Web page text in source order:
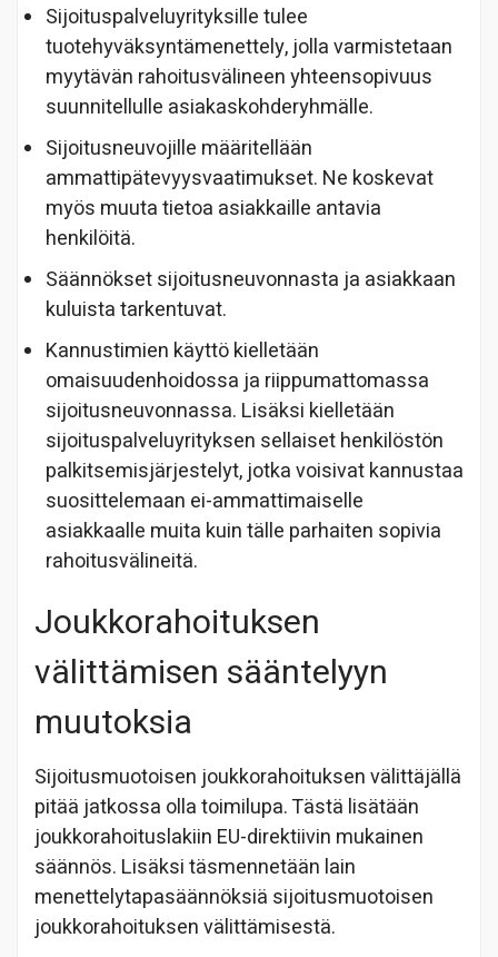
Sijoituspalveluyrityksille tulee
tuotehyväksyntämenettely, jolla varmistetaan
myytävän rahoitusvälineen yhteensopivuus
suunnitellulle asiakaskohderyhmälle.
Sijoitusneuvojille määritellään
ammattipätevyysvaatimukset. Ne koskevat
myös muuta tietoa asiakkaille antavia
henkilöitä.
Säännökset sijoitusneuvonnasta ja asiakkaan
kuluista tarkentuvat.
Kannustimien käyttö kielletään
omaisuudenhoidossa ja riippumattomassa
sijoitusneuvonnassa. Lisäksi kielletään
sijoituspalveluyrityksen sellaiset henkilöstön
palkitsemisjärjestelyt, jotka voisivat kannustaa
suosittelemaan ei-ammattimaiselle
asiakkaalle muita kuin tälle parhaiten sopivia
rahoitusvälineitä.
Joukkorahoituksen
välittämisen sääntelyyn
muutoksia
Sijoitusmuotoisen joukkorahoituksen välittäjällä
pitää jatkossa olla toimilupa. Tästä lisätään
joukkorahoituslakiin EU-direktiivin mukainen
säännös. Lisäksi täsmennetään lain
menettelytapasäännöksiä sijoitusmuotoisen
joukkorahoituksen välittämisestä.